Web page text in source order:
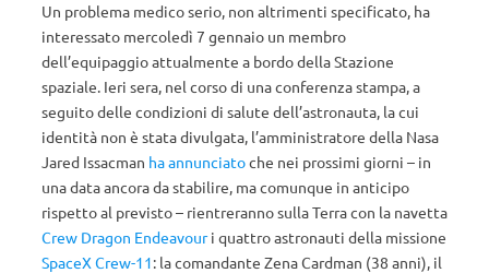
Un problema medico serio, non altrimenti specificato, ha
interessato mercoledì 7 gennaio un membro
dell’equipaggio attualmente a bordo della Stazione
spaziale. Ieri sera, nel corso di una conferenza stampa, a
seguito delle condizioni di salute dell’astronauta, la cui
identità non è stata divulgata, l’amministratore della Nasa
Jared Issacman ha annunciatoche nei prossimi giorni – in
una data ancora da stabilire, ma comunque in anticipo
rispetto al previsto – rientreranno sulla Terra con la navetta
Crew Dragon Endeavouri quattro astronauti della missione
SpaceX Crew-11: la comandante Zena Cardman (38 anni), il